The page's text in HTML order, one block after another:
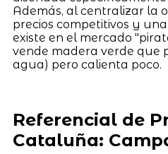
Además, al centralizar la
precios competitivos y
existe en el mercado
vende madera verde que
agua) pero calienta poco.
Referencial de
Cataluña: